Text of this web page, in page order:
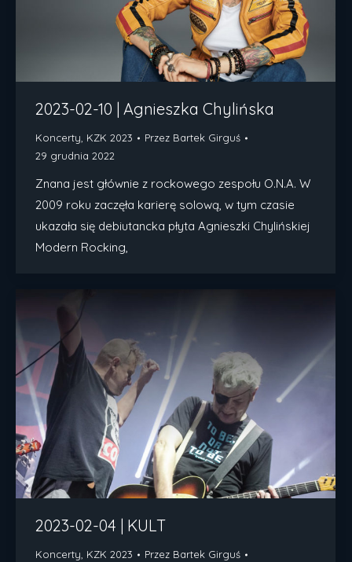
2023-02-10 | Agnieszka Chylińska
Koncerty KZK 2023 Przez Bartek Girguś
29 grudnia 2022
Znana jest głównie z rockowego zespołu O.N.A. W
2009 roku zaczęła karierę solową, w tym czasie
ukazała się debiutancka płyta Agnieszki Chylińskiej
Modern Rocking,
2023-02-04 | KULT
Koncerty KZK 2023 Przez Bartek Girguś